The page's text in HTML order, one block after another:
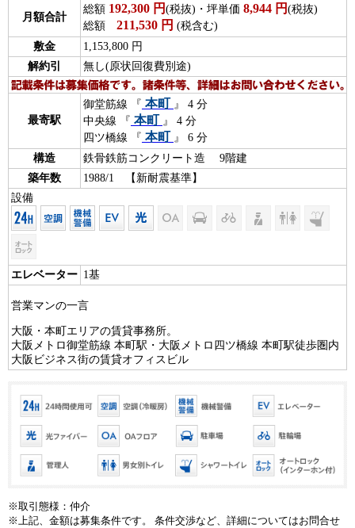
月額合計
総額 192,300 円 (税抜)・坪単価 8,944 円 (税抜)
総額 211,530 円 (税含む)
敷金
1,153,800 円
解約引
無し(原状回復費別途)
最寄駅
御堂筋線 『 本町 』 4 分
中央線 『 本町 』 4 分
四ツ橋線 『 本町 』 6 分
構造
鉄骨鉄筋コンクリート造 9階建
築年数
1988/1 【新耐震基準】
設備
エレベーター 1基
営業マンの一言
大阪・本町エリアの賃貸事務所。
大阪メトロ御堂筋線 本町駅・大阪メトロ四ツ橋線 本町駅徒歩圏内
大阪ビジネス街の賃貸オフィスビル
※取引態様：仲介
※上記、金額は募集条件です。 条件交渉など、詳細についてはお問合せ